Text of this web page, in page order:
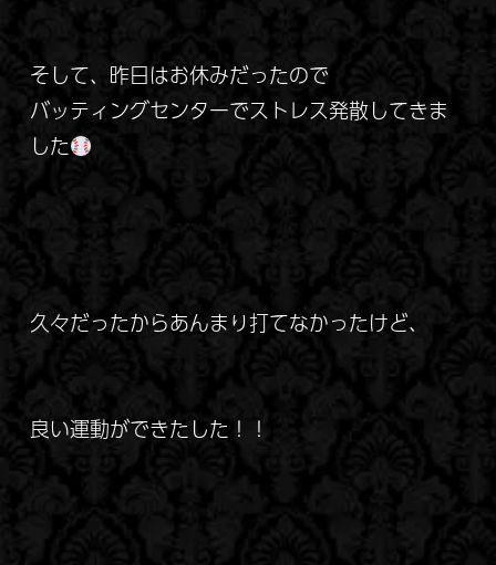
そして、昨日はお休みだったので
バッティングセンターでストレス発散してきま
した
久々だったからあんまり打てなかったけど、
良い運動ができたした！！